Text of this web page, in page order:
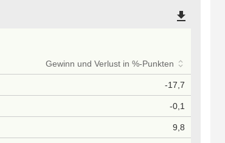
file_download
Gewinn und Verlust in %-Punkten
-17,7
-0,1
9,8